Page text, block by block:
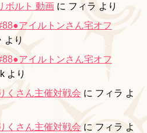
ボルト 動画 に フィラ より
アイルトンさん宅オフ
より
アイルトンさん宅オフ
より
くさん主催対戦会 に フィラ よ
くさん主催対戦会 に フィラ よ